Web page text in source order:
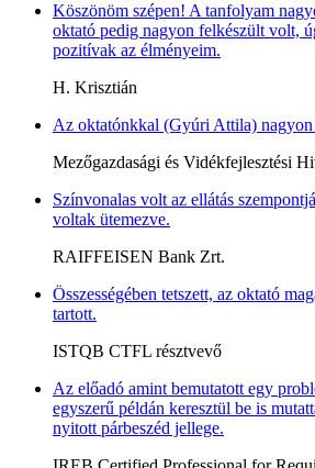
Köszönöm szépen! A tanfolyam
oktató pedig nagyon felkészült volt,
pozitívak az élményeim.
H. Krisztián
Az oktatónkkal (Gyúri Attila) nagyon
Mezőgazdasági és Vidékfejlesztési
Színvonalas volt az ellátás
voltak ütemezve.
RAIFFEISEN Bank Zrt.
Összességében tetszett, az oktató
tartott.
ISTQB CTFL résztvevő
Az előadó amint bemutatott egy
egyszerű példán keresztül be is
nyitott párbeszéd jellege.